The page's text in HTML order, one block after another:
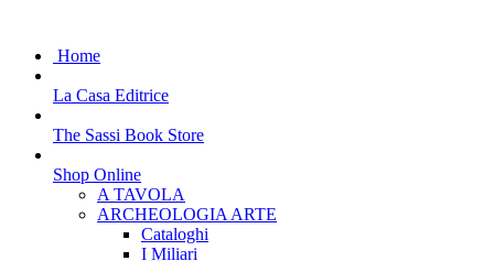
Home
La Casa Editrice
The Sassi Book Store
Shop Online
A TAVOLA
ARCHEOLOGIA ARTE
Cataloghi
I Miliari